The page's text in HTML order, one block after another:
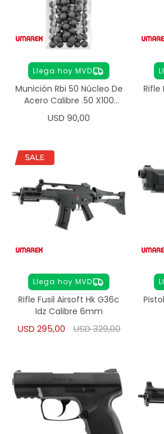
Llega hoy MVD
Munición Rbi 50 Núcleo De
Acero Calibre .50 X100
Unidades
USD 90,00
Rifle
Llega hoy MVD
Rifle Fusil Airsoft Hk G36c
Idz Calibre 6mm
USD 295,00 USD329,00